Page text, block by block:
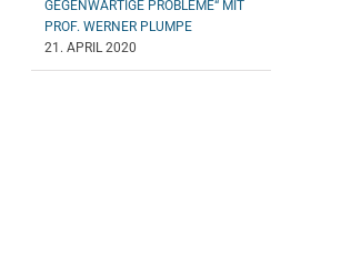
GEGENWÄRTIGE PROBLEME“ MIT
PROF. WERNER PLUMPE
21. APRIL 2020